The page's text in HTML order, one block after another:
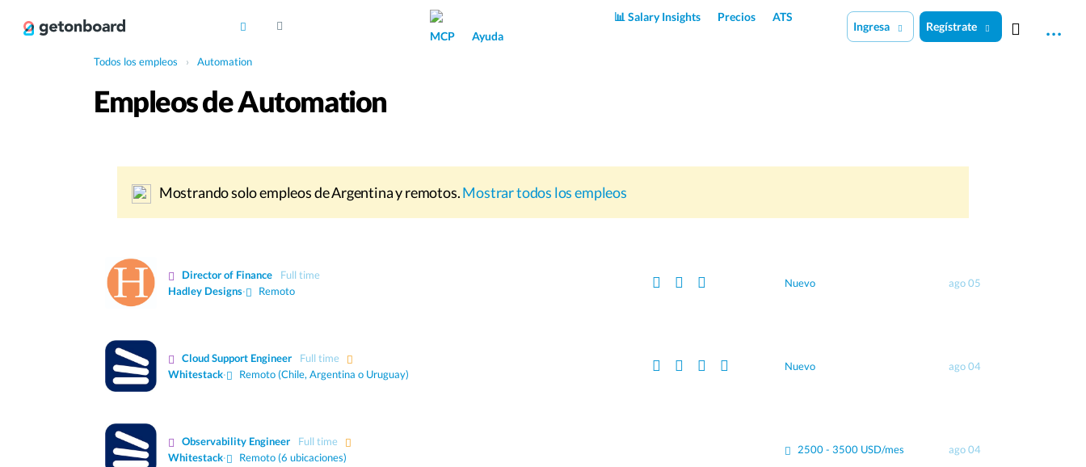
📊 Salary Insights Precios
ATS
MCP
Ayuda
Ingresa Regístrate
Todos los empleos › Automation
Empleos de Automation
Mostrando solo empleos de Argentina y remotos.Mostrar todos los empleos
Director of Finance
Full time
Hadley Designs· Remoto
Nuevo ago 05
Cloud Support Engineer
Full time
Whitestack· Remoto (Chile, Argentina o Uruguay)
Nuevo ago 04
Observability Engineer
Full time
Whitestack· Remoto (6 ubicaciones)
2500 - 3500 USD/mes ago 04